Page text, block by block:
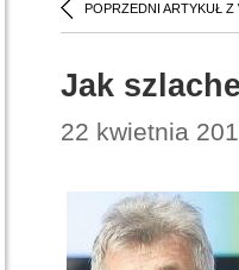
POPRZEDNI ARTYKUŁ Z
Jak
22 kwietnia